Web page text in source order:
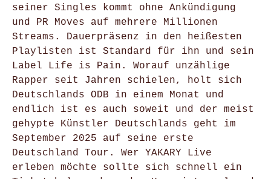
seiner Singles kommt ohne Ankündigung
und PR Moves auf mehrere Millionen
Streams. Dauerpräsenz in den heißesten
Playlisten ist Standard für ihn und sein
Label Life is Pain. Worauf unzählige
Rapper seit Jahren schielen, holt sich
Deutschlands ODB in einem Monat und
endlich ist es auch soweit und der meist
gehypte Künstler Deutschlands geht im
September 2025 auf seine erste
Deutschland Tour. Wer YAKARY Live
erleben möchte sollte sich schnell ein